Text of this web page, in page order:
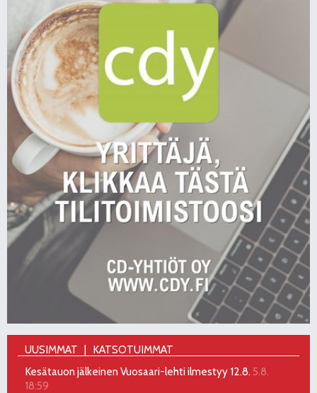
UUSIMMAT
KATSOTUIMMAT
Kesätauon jälkeinen Vuosaari-lehti ilmestyy 12.8. 5.8.
18:59